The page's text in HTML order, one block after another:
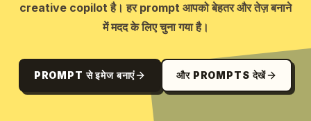
creative copilot है। हर prompt आपको बेहतर और तेज़ बनाने
में मदद के लिए चुना गया है।
PROMPT से इमेज बनाएं और PROMPTS देखें